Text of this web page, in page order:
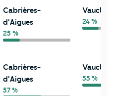
Cabrières-
d'Aigues
25 %
Vaucluse
24 %
Cabrières-
d'Aigues
57 %
Vaucluse
55 %